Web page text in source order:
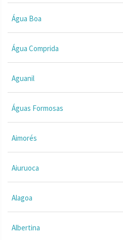
Água Boa
Água Comprida
Aguanil
Águas Formosas
Aimorés
Aiuruoca
Alagoa
Albertina